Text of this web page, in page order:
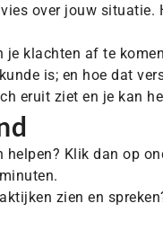
over jouw situatie.
je klachten af te
is; en hoe dat
eruit ziet en je kan
Klik dan op
zien en